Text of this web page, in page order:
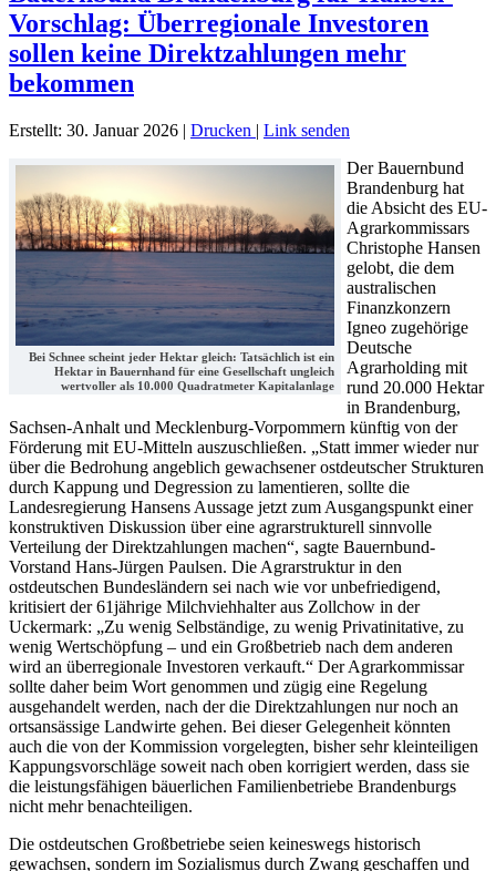
Vorschlag: Überregionale Investoren
sollen keine Direktzahlungen mehr
bekommen
Erstellt: 30. Januar 2026 | Drucken | Link senden
Bei Schnee scheint jeder Hektar gleich: Tatsächlich ist ein
Hektar in Bauernhand für eine Gesellschaft ungleich
wertvoller als 10.000 Quadratmeter Kapitalanlage
Der Bauernbund
Brandenburg hat
die Absicht des EU-
Agrarkommissars
Christophe Hansen
gelobt, die dem
australischen
Finanzkonzern
Igneo zugehörige
Deutsche
Agrarholding mit
rund 20.000 Hektar
in Brandenburg,
Sachsen-Anhalt und Mecklenburg-Vorpommern künftig von der
Förderung mit EU-Mitteln auszuschließen. „Statt immer wieder nur
über die Bedrohung angeblich gewachsener ostdeutscher Strukturen
durch Kappung und Degression zu lamentieren, sollte die
Landesregierung Hansens Aussage jetzt zum Ausgangspunkt einer
konstruktiven Diskussion über eine agrarstrukturell sinnvolle
Verteilung der Direktzahlungen machen“, sagte Bauernbund-
Vorstand Hans-Jürgen Paulsen. Die Agrarstruktur in den
ostdeutschen Bundesländern sei nach wie vor unbefriedigend,
kritisiert der 61jährige Milchviehhalter aus Zollchow in der
Uckermark: „Zu wenig Selbständige, zu wenig Privatinitative, zu
wenig Wertschöpfung – und ein Großbetrieb nach dem anderen
wird an überregionale Investoren verkauft.“ Der Agrarkommissar
sollte daher beim Wort genommen und zügig eine Regelung
ausgehandelt werden, nach der die Direktzahlungen nur noch an
ortsansässige Landwirte gehen. Bei dieser Gelegenheit könnten
auch die von der Kommission vorgelegten, bisher sehr kleinteiligen
Kappungsvorschläge soweit nach oben korrigiert werden, dass sie
die leistungsfähigen bäuerlichen Familienbetriebe Brandenburgs
nicht mehr benachteiligen.
Die ostdeutschen Großbetriebe seien keineswegs historisch
gewachsen, sondern im Sozialismus durch Zwang geschaffen und